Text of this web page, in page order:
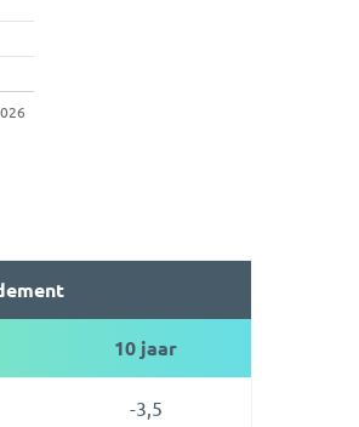
10 jaar
-3,5